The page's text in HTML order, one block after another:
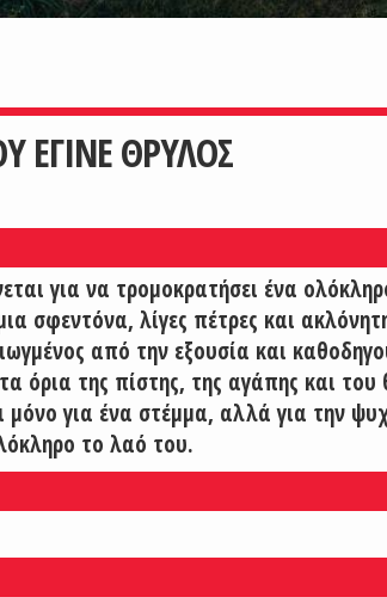
ΕΓΙΝΕ ΘΡΥΛΟΣ
για να τρομοκρατήσει ένα
σφεντόνα, λίγες πέτρες και
από την εξουσία και
όρια της πίστης, της αγάπης και
για ένα στέμμα, αλλά για την
το λαό του.